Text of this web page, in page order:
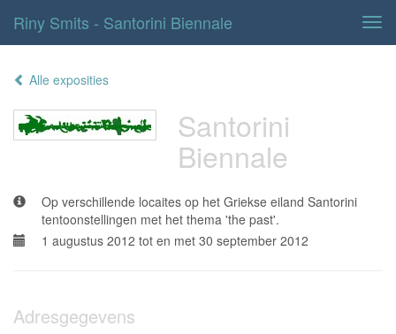
Riny Smits - Santorini Biennale
Alle exposities
Santorini
Biennale
Op verschillende locaites op het Griekse eiland Santorini
tentoonstellingen met het thema 'the past'.
1 augustus 2012 tot en met 30 september 2012
Adresgegevens